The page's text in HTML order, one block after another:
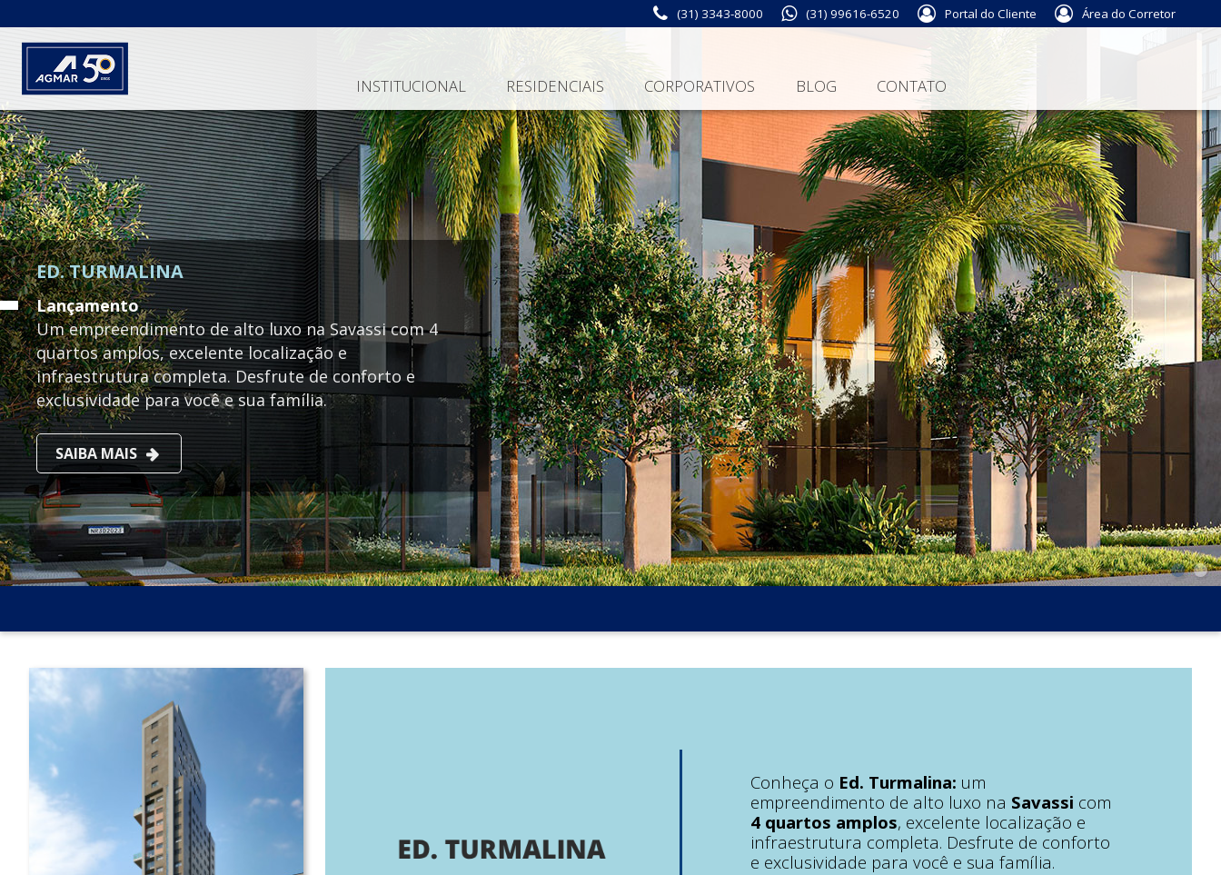
(31) 3343-8000 (31) 99616-6520 Portal do Cliente Área do Corretor
INSTITUCIONAL RESIDENCIAIS CORPORATIVOS BLOG CONTATO
ED. TURMALINA
Lançamento
Um empreendimento de alto luxo na Savassi com 4
quartos amplos, excelente localização e
infraestrutura completa. Desfrute de conforto e
exclusividade para você e sua família.
SAIBA MAIS
Conheça o Ed. Turmalina: um
empreendimento de alto luxo na Savassi com
4 quartos amplos, excelente localização e
infraestrutura completa. Desfrute de conforto
e exclusividade para você e sua família.